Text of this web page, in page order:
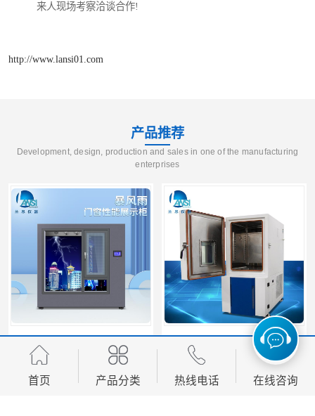
来人现场考察洽谈合作!
http://www.lansi01.com
产品推荐
Development, design, production and sales in one of the manufacturing
enterprises
高低温恒温试验箱 彩屏操作 移动和放置方便
首页 产品分类 热线电话 在线咨询